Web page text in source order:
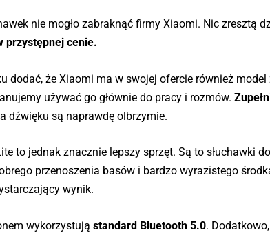
nie mogło zabraknąć firmy Xiaomi. Nic zresztą
przystępnej cenie.
dodać, że Xiaomi ma w swojej ofercie również model
używać go głównie do pracy i rozmów.
dźwięku są naprawdę olbrzymie.
to jednak znacznie lepszy sprzęt. Są to słuchawki
przenoszenia basów i bardzo wyrazistego
wynik.
wykorzystują standard Bluetooth 5.0.